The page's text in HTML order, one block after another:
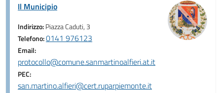
Il Municipio
Indirizzo:Piazza Caduti, 3
Telefono:0141 976123
Email:
protocollo@comune.sanmartinoalfieri.at.it
PEC:
san.martino.alfieri@cert.ruparpiemonte.it